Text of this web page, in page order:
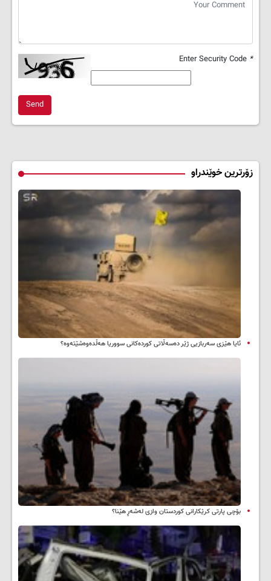
*
Send
زۆرترین خوێندراو
ئایا هێزی سەربازیی ژێر دەسەڵاتی کوردەکانی سووریا هەڵدەوەشێتەوە؟
بۆچی پارتی کرێکارانی کوردستان وازی لەشەڕ هێنا؟